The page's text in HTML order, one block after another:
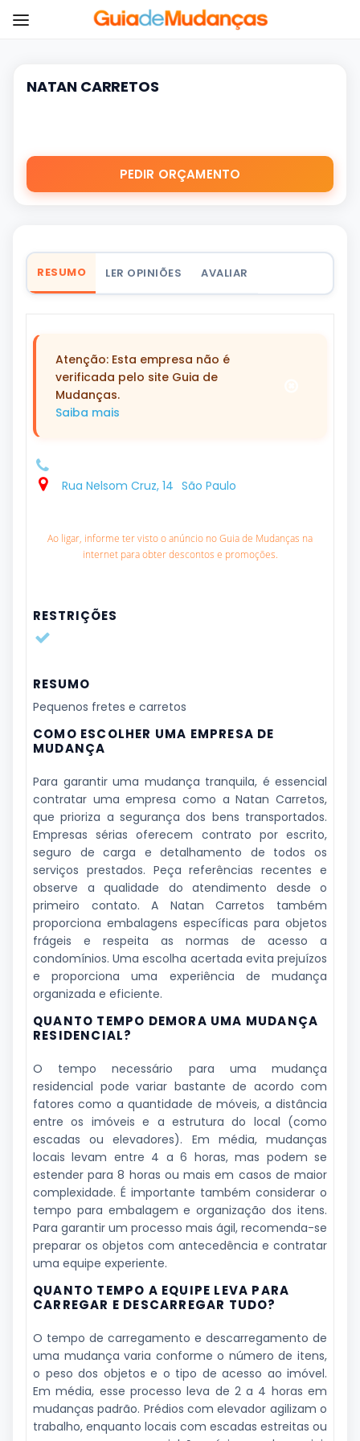
NATAN CARRETOS
PEDIR ORÇAMENTO
RESUMO LER OPINIÕES AVALIAR
Atenção: Esta empresa não é
verificada pelo site Guia de
Mudanças.
Saiba mais
Rua Nelsom Cruz, 14 São Paulo
Ao ligar, informe ter visto o anúncio no Guia de Mudanças na
internet para obter descontos e promoções.
RESTRIÇÕES
RESUMO
Pequenos fretes e carretos
COMO ESCOLHER UMA EMPRESA DE
MUDANÇA
Para garantir uma mudança tranquila, é essencial
contratar uma empresa como a Natan Carretos,
que prioriza a segurança dos bens transportados.
Empresas sérias oferecem contrato por escrito,
seguro de carga e detalhamento de todos os
serviços prestados. Peça referências recentes e
observe a qualidade do atendimento desde o
primeiro contato. A Natan Carretos também
proporciona embalagens específicas para objetos
frágeis e respeita as normas de acesso a
condomínios. Uma escolha acertada evita prejuízos
e proporciona uma experiência de mudança
organizada e eficiente.
QUANTO TEMPO DEMORA UMA MUDANÇA
RESIDENCIAL?
O tempo necessário para uma mudança
residencial pode variar bastante de acordo com
fatores como a quantidade de móveis, a distância
entre os imóveis e a estrutura do local (como
escadas ou elevadores). Em média, mudanças
locais levam entre 4 a 6 horas, mas podem se
estender para 8 horas ou mais em casos de maior
complexidade. É importante também considerar o
tempo para embalagem e organização dos itens.
Para garantir um processo mais ágil, recomenda-se
preparar os objetos com antecedência e contratar
uma equipe experiente.
QUANTO TEMPO A EQUIPE LEVA PARA
CARREGAR E DESCARREGAR TUDO?
O tempo de carregamento e descarregamento de
uma mudança varia conforme o número de itens,
o peso dos objetos e o tipo de acesso ao imóvel.
Em média, esse processo leva de 2 a 4 horas em
mudanças padrão. Prédios com elevador agilizam o
trabalho, enquanto locais com escadas estreitas ou